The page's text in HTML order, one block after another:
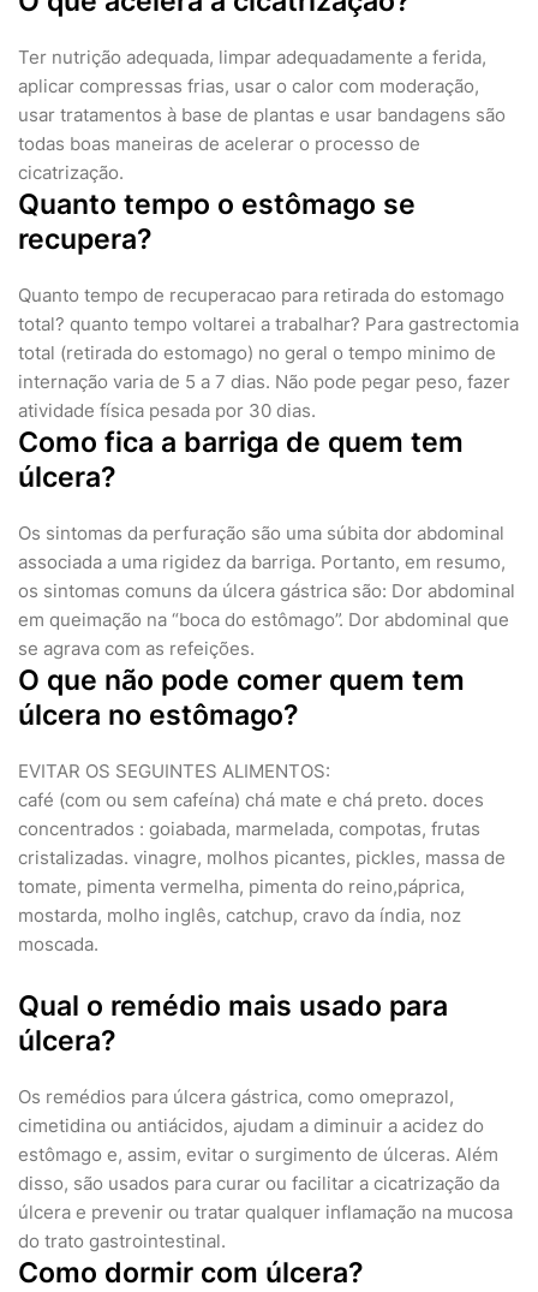
Ter nutrição adequada, limpar adequadamente a ferida,
aplicar compressas frias, usar o calor com moderação,
usar tratamentos à base de plantas e usar bandagens são
todas boas maneiras de acelerar o processo de
cicatrização.
Quanto tempo o estômago se
recupera?
Quanto tempo de recuperacao para retirada do estomago
total? quanto tempo voltarei a trabalhar? Para gastrectomia
total (retirada do estomago) no geral o tempo minimo de
internação varia de 5 a 7 dias. Não pode pegar peso, fazer
atividade física pesada por 30 dias.
Como fica a barriga de quem tem
úlcera?
Os sintomas da perfuração são uma súbita dor abdominal
associada a uma rigidez da barriga. Portanto, em resumo,
os sintomas comuns da úlcera gástrica são: Dor abdominal
em queimação na “boca do estômago”. Dor abdominal que
se agrava com as refeições.
O que não pode comer quem tem
úlcera no estômago?
EVITAR OS SEGUINTES ALIMENTOS:
café (com ou sem cafeína) chá mate e chá preto. doces
concentrados : goiabada, marmelada, compotas, frutas
cristalizadas. vinagre, molhos picantes, pickles, massa de
tomate, pimenta vermelha, pimenta do reino,páprica,
mostarda, molho inglês, catchup, cravo da índia, noz
moscada.
Qual o remédio mais usado para
úlcera?
Os remédios para úlcera gástrica, como omeprazol,
cimetidina ou antiácidos, ajudam a diminuir a acidez do
estômago e, assim, evitar o surgimento de úlceras. Além
disso, são usados para curar ou facilitar a cicatrização da
úlcera e prevenir ou tratar qualquer inflamação na mucosa
do trato gastrointestinal.
Como dormir com úlcera?